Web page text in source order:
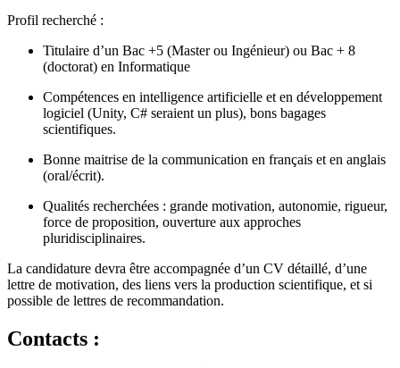
Profil recherché :
Titulaire d’un Bac +5 (Master ou Ingénieur) ou Bac + 8
(doctorat) en Informatique
Compétences en intelligence artificielle et en développement
logiciel (Unity, C# seraient un plus), bons bagages
scientifiques.
Bonne maitrise de la communication en français et en anglais
(oral/écrit).
Qualités recherchées : grande motivation, autonomie, rigueur,
force de proposition, ouverture aux approches
pluridisciplinaires.
La candidature devra être accompagnée d’un CV détaillé, d’une
lettre de motivation, des liens vers la production scientifique, et si
possible de lettres de recommandation.
Contacts :